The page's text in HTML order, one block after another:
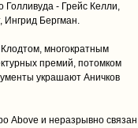
Голливуда - Грейс Келли,
Бергман.
многократным
премий, потомком
украшают Аничков
Above и неразрывно связан